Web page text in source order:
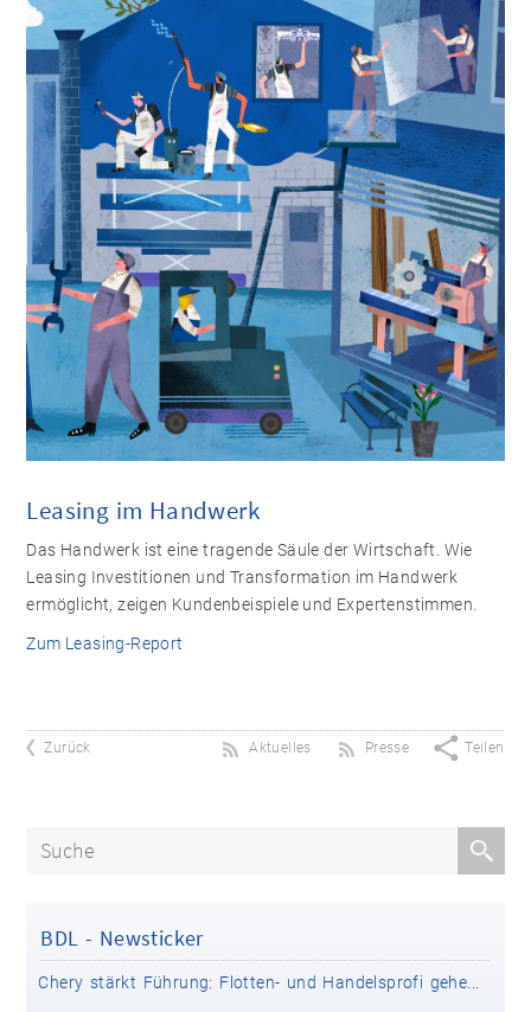
Leasing im Handwerk
Das Handwerk ist eine tragende Säule der Wirtschaft. Wie
Leasing Investitionen und Transformation im Handwerk
ermöglicht, zeigen Kundenbeispiele und Expertenstimmen.
Zum Leasing-Report
Zurück Teilen
Presse
Aktuelles
BDL - Newsticker
04.08.2026 - Autoflotte